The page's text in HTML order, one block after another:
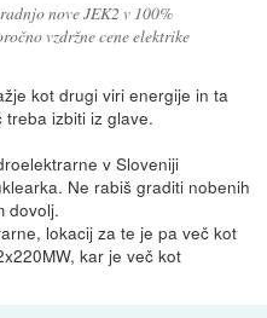
nove JEK2 v 100%
vzdržne cene elektrike
kot drugi viri energije in ta
izbiti iz glave.
v Sloveniji
Ne rabiš graditi nobenih
dovolj.
lokacij za te je pa več kot
kar je več kot